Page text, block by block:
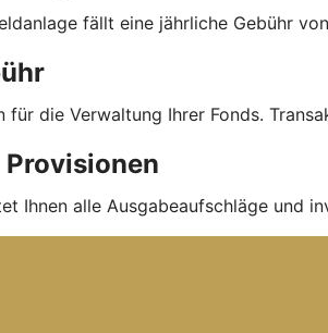
fällt eine jährliche Gebühr
für die Verwaltung Ihrer Fonds.
Ihnen alle Ausgabe­auf­schläge und